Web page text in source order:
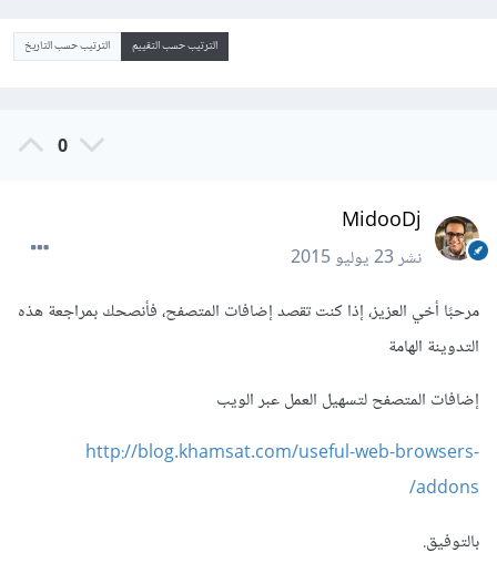
الترتيب حسب التقييم الترتيب حسب التاريخ
0
MidooDj
نشر23 يوليو 2015
مرحبًا أخي العزيز، إذا كنت تقصد إضافات المتصفح، فأنصحك بمراجعة هذه
التدوينة الهامة
إضافات المتصفح لتسهيل العمل عبر الويب
http://blog.khamsat.com/useful-web-browsers-
addons/
بالتوفيق.